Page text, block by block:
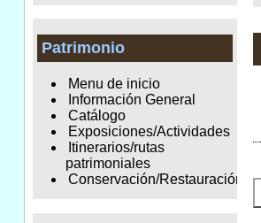
Patrimonio
Menu de inicio
Información General
Catálogo
Exposiciones/Actividades
Itinerarios/rutas
patrimoniales
Conservación/Restauración